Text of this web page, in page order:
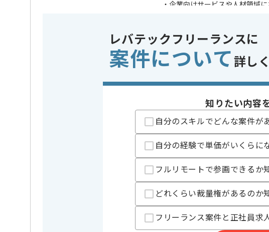
・企業向けサービスや人材領域
・生成AIを実務の制作フローに組
・制作物における本質的課題や
・他のデザイナーへの適切なレビ
※上記に似た経験やスキルをお持ちであれば申し込
業務内容
グラフィックデザイン
特徴
参画実績あり , 20代活
国内外の多くの知見を繋ぐナレッジプラットフォームを
運営している企業でございます。
Webでは到達できない個人の体験や未言語化の情報である一次情報
新しいアイディアや技術を積極的に導入しており
レバテックフリーランスに
案件について 詳し
知りたい内容
自分のスキルでどんな案件が
自分の経験で単価がいくらに
フルリモートで参画できるか
どれくらい裁量権があるのか
フリーランス案件と正社員求